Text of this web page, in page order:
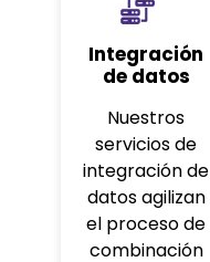
Integración
de datos
Nuestros
servicios de
integración de
datos agilizan
el proceso de
combinación